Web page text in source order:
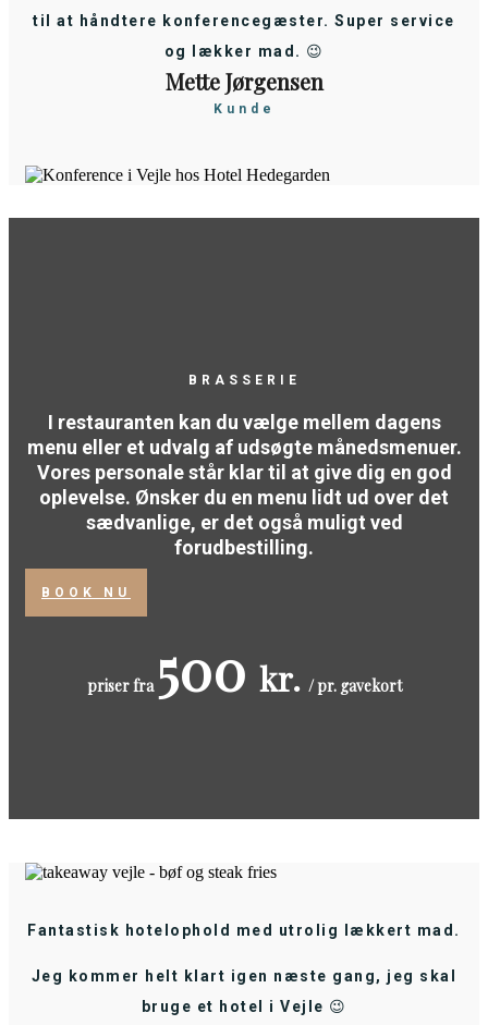
til at håndtere konferencegæster. Super service
og lækker mad. 😉
Mette Jørgensen
Kunde
BRASSERIE
I restauranten kan du vælge mellem dagens
menu eller et udvalg af udsøgte månedsmenuer.
Vores personale står klar til at give dig en god
oplevelse. Ønsker du en menu lidt ud over det
sædvanlige, er det også muligt ved
forudbestilling.
BOOK NU
priser fra 500 kr. / pr. gavekort
Fantastisk hotelophold med utrolig lækkert mad.
Jeg kommer helt klart igen næste gang, jeg skal
bruge et hotel i Vejle 😉